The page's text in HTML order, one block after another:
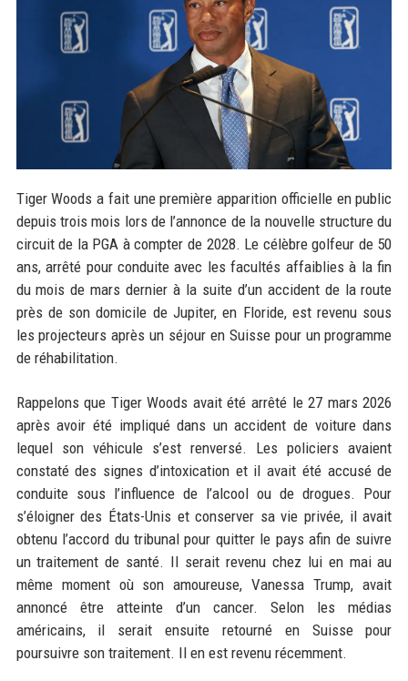
Tiger Woods a fait une première apparition officielle en public
depuis trois mois lors de l’annonce de la nouvelle structure du
circuit de la PGA à compter de 2028. Le célèbre golfeur de 50
ans, arrêté pour conduite avec les facultés affaiblies à la fin
du mois de mars dernier à la suite d’un accident de la route
près de son domicile de Jupiter, en Floride, est revenu sous
les projecteurs après un séjour en Suisse pour un programme
de réhabilitation.
Rappelons que Tiger Woods avait été arrêté le 27 mars 2026
après avoir été impliqué dans un accident de voiture dans
lequel son véhicule s’est renversé. Les policiers avaient
constaté des signes d’intoxication et il avait été accusé de
conduite sous l’influence de l’alcool ou de drogues. Pour
s’éloigner des États-Unis et conserver sa vie privée, il avait
obtenu l’accord du tribunal pour quitter le pays afin de suivre
un traitement de santé. Il serait revenu chez lui en mai au
même moment où son amoureuse, Vanessa Trump, avait
annoncé être atteinte d’un cancer. Selon les médias
américains, il serait ensuite retourné en Suisse pour
poursuivre son traitement. Il en est revenu récemment.